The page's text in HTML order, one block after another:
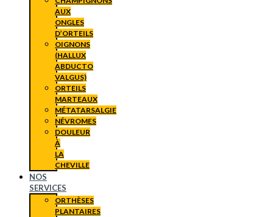
AUX
ONGLES
D’ORTEILS
OIGNONS
(HALLUX
ABDUCTO
VALGUS)
ORTEILS
MARTEAUX
MÉTATARSALGIE
NÉVROMES
DOULEUR
À
LA
CHEVILLE
NOS
SERVICES
ORTHÈSES
PLANTAIRES